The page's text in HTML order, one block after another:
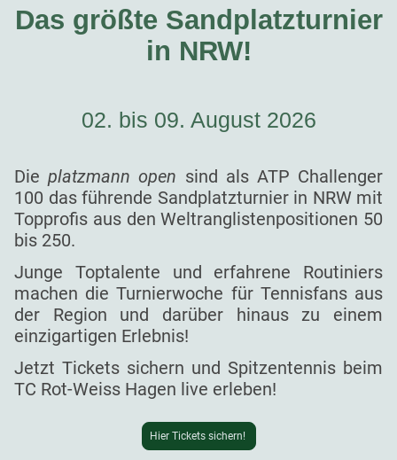
Das größte Sandplatzturnier
in NRW!
02. bis 09. August 2026
Dieplatzmann open sind als ATP Challenger
100 das führende Sandplatzturnier in NRW mit
Topprofis aus den Weltranglistenpositionen 50
bis 250.
Junge Toptalente und erfahrene Routiniers
machen die Turnierwoche für Tennisfans aus
der Region und darüber hinaus zu einem
einzigartigen Erlebnis!
Jetzt Tickets sichern und Spitzentennis beim
TC Rot-Weiss Hagen live erleben!
Hier Tickets sichern!